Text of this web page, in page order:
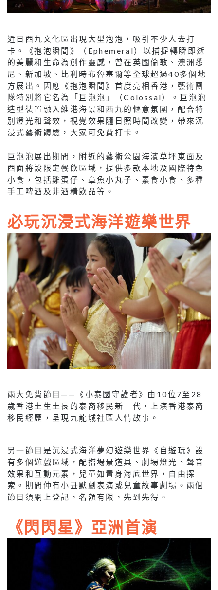
近日西九文化區出現大型泡泡，吸引不少人去打
卡。《抱泡瞬間》（Ephemeral）以捕捉轉瞬即逝
的美麗和生命為創作靈感，曾在英國倫敦、澳洲悉
尼、新加坡、比利時布魯塞爾等全球超過40多個地
方展出。因應《抱泡瞬間》首度亮相香港，藝術團
隊特別將它名為「巨泡泡」（Colossal）。巨泡泡
造型裝置融入維港海景和西九的愜意氛圍，配合特
別燈光和聲效，視覺效果隨日照時間改變，帶來沉
浸式藝術體驗，大家可免費打卡。
巨泡泡展出期間，附近的藝術公園海濱草坪東面及
西面將設限定餐飲區域，提供多款本地及國際特色
小食，包括雞蛋仔、章魚小丸子、素食小食、多種
手工啤酒及非酒精飲品等。
必玩沉浸式海洋遊樂世界
兩大免費節目——《小泰國守護者》由10位7至28
歲香港土生土長的泰裔移民新一代，上演香港泰裔
移民經歷，呈現九龍城社區人情故事。
另一節目是沉浸式海洋夢幻遊樂世界《自遊玩》設
有多個遊戲區域，配搭場景道具、劇場燈光、聲音
效果和互動元素，兒童如置身海底世界，自由探
索。期間仲有小丑默劇表演或兒童故事劇場。兩個
節目須網上登記，名額有限，先到先得。
《閃閃星》亞洲首演